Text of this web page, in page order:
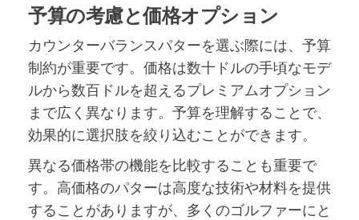
予算の考慮と価格オプション
カウンターバランスパターを選ぶ際には、予算
制約が重要です。価格は数十ドルの手頃なモデ
ルから数百ドルを超えるプレミアムオプション
まで広く異なります。予算を理解することで、
効果的に選択肢を絞り込むことができます。
異なる価格帯の機能を比較することも重要で
す。高価格のパターは高度な技術や材料を提供
することがありますが、多くのゴルファーにと